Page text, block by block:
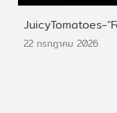
JuicyTomatoes-
22 กรกฎาคม 2026